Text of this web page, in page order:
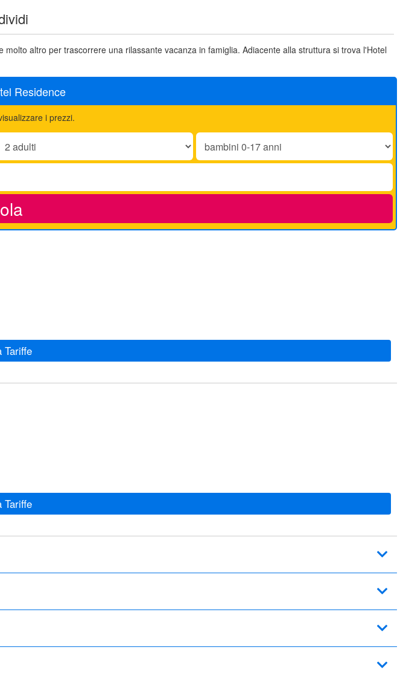
altro per trascorrere una rilassante vacanza in famiglia. Adiacente alla struttura si trova l'Hotel
Residence
i prezzi.
Bambini
17
Tariffe
Tariffe